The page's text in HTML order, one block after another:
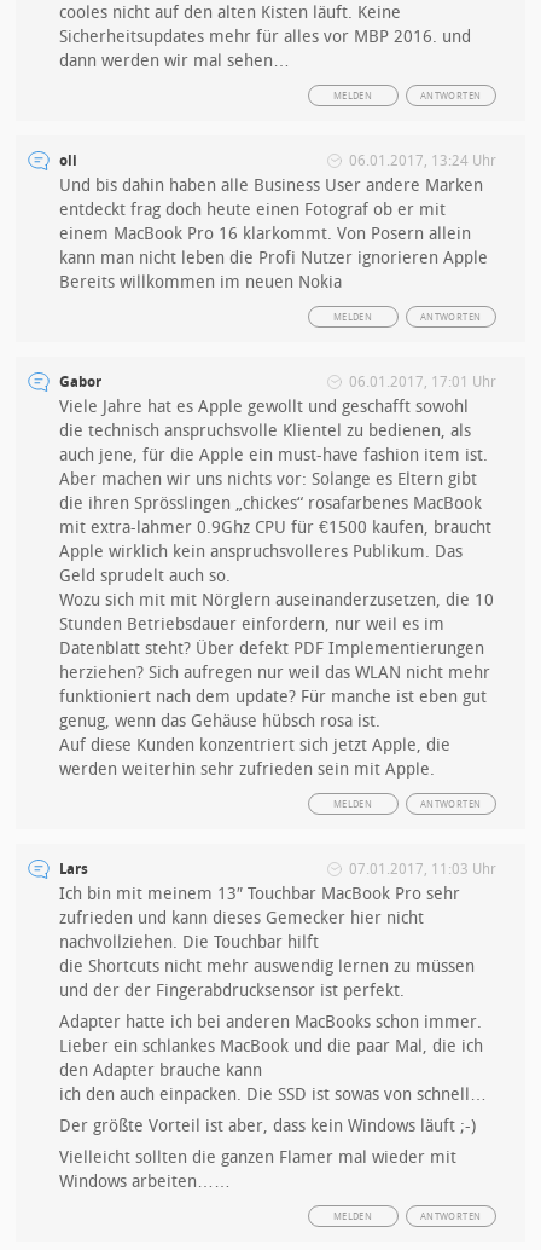
cooles nicht auf den alten Kisten läuft. Keine
Sicherheitsupdates mehr für alles vor MBP 2016. und
dann werden wir mal sehen…
ANTWORTEN
MELDEN
oli 06.01.2017, 13:24 Uhr
Und bis dahin haben alle Business User andere Marken
entdeckt frag doch heute einen Fotograf ob er mit
einem MacBook Pro 16 klarkommt. Von Posern allein
kann man nicht leben die Profi Nutzer ignorieren Apple
Bereits willkommen im neuen Nokia
ANTWORTEN
MELDEN
Gabor 06.01.2017, 17:01 Uhr
Viele Jahre hat es Apple gewollt und geschafft sowohl
die technisch anspruchsvolle Klientel zu bedienen, als
auch jene, für die Apple ein must-have fashion item ist.
Aber machen wir uns nichts vor: Solange es Eltern gibt
die ihren Sprösslingen „chickes“ rosafarbenes MacBook
mit extra-lahmer 0.9Ghz CPU für €1500 kaufen, braucht
Apple wirklich kein anspruchsvolleres Publikum. Das
Geld sprudelt auch so.
Wozu sich mit mit Nörglern auseinanderzusetzen, die 10
Stunden Betriebsdauer einfordern, nur weil es im
Datenblatt steht? Über defekt PDF Implementierungen
herziehen? Sich aufregen nur weil das WLAN nicht mehr
funktioniert nach dem update? Für manche ist eben gut
genug, wenn das Gehäuse hübsch rosa ist.
Auf diese Kunden konzentriert sich jetzt Apple, die
werden weiterhin sehr zufrieden sein mit Apple.
ANTWORTEN
MELDEN
Lars 07.01.2017, 11:03 Uhr
Ich bin mit meinem 13″ Touchbar MacBook Pro sehr
zufrieden und kann dieses Gemecker hier nicht
nachvollziehen. Die Touchbar hilft
die Shortcuts nicht mehr auswendig lernen zu müssen
und der der Fingerabdrucksensor ist perfekt.
Adapter hatte ich bei anderen MacBooks schon immer.
Lieber ein schlankes MacBook und die paar Mal, die ich
den Adapter brauche kann
ich den auch einpacken. Die SSD ist sowas von schnell…
Der größte Vorteil ist aber, dass kein Windows läuft ;-)
Vielleicht sollten die ganzen Flamer mal wieder mit
Windows arbeiten……
ANTWORTEN
MELDEN